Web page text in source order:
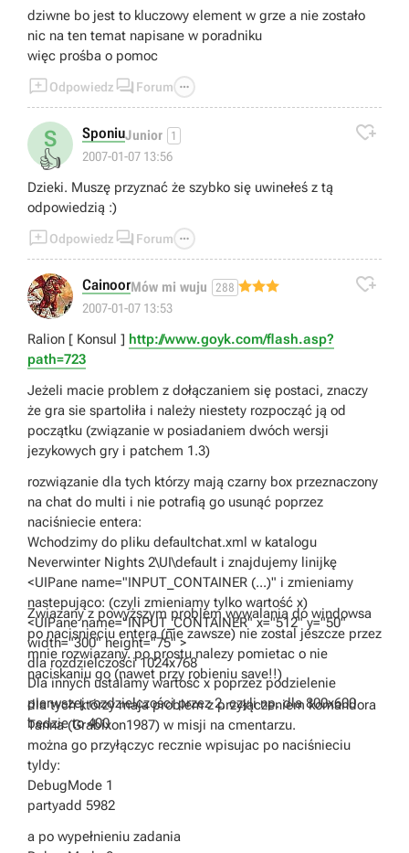
dziwne bo jest to kluczowy element w grze a nie zostało
nic na ten temat napisane w poradniku
więc prośba o pomoc
Odpowiedz  Forum 
S
👍
SponiuJunior 1
2007-01-07 13:56

Dzieki. Muszę przyznać że szybko się uwinełeś z tą
odpowiedzią :)
Odpowiedz  Forum 
CainoorMów mi wuju 288
2007-01-07 13:53

Ralion [ Konsul ] http://www.goyk.com/flash.asp?
path=723
Jeżeli macie problem z dołączaniem się postaci, znaczy
że gra sie spartoliła i należy niestety rozpocząć ją od
początku (związanie w posiadaniem dwóch wersji
jezykowych gry i patchem 1.3)
rozwiązanie dla tych którzy mają czarny box przeznaczony
na chat do multi i nie potrafią go usunąć poprzez
naciśniecie entera:
Wchodzimy do pliku defaultchat.xml w katalogu
Neverwinter Nights 2\UI\default i znajdujemy linijkę
<UIPane name="INPUT_CONTAINER (...)" i zmieniamy
nastepująco: (czyli zmieniamy tylko wartość x)
<UIPane name="INPUT_CONTAINER" x="512" y="50"
width="300" height="75" >
dla rozdzielczości 1024x768
Dla innych ustalamy wartość x poprzez podzielenie
pierwszej rozdzielczości przez 2, czyli np. dla 800x600
bedzie to 400
Zwiazany z powyższym problem wywalania do windowsa
po nacisnieciu entera (nie zawsze) nie zostal jeszcze przez
mnie rozwiazany. po prostu nalezy pomietac o nie
naciskaniu go (nawet przy robieniu save!!)
dla tych którzy maja problem z przyłączeniem komandora
Tanna (Grabixon1987) w misji na cmentarzu.
można go przyłączyc recznie wpisujac po naciśnieciu
tyldy:
DebugMode 1
partyadd 5982
a po wypełnieniu zadania